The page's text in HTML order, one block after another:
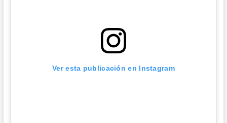
Ver esta publicación en Instagram